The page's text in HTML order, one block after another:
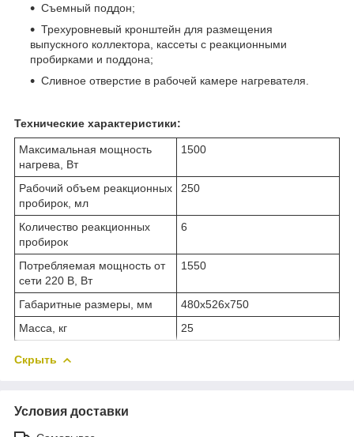
Съемный поддон;
Трехуровневый кронштейн для размещения
выпускного коллектора, кассеты с реакционными
пробирками и поддона;
Сливное отверстие в рабочей камере нагревателя.
Технические характеристики:
Максимальная мощность
нагрева, Вт
1500
Рабочий объем реакционных
пробирок, мл
250
Количество реакционных
пробирок
6
Потребляемая мощность от
сети 220 В, Вт
1550
Габаритные размеры, мм
480х526х750
Масса, кг
25
Скрыть
Условия доставки